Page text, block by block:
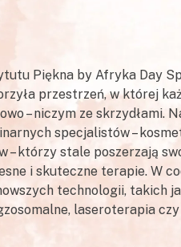
Piękna by Afryka Day
przestrzeń, w której
– niczym ze skrzydłami.
specjalistów –
– którzy stale poszerzają
i skuteczne terapie. W
technologii, takich
laseroterapia